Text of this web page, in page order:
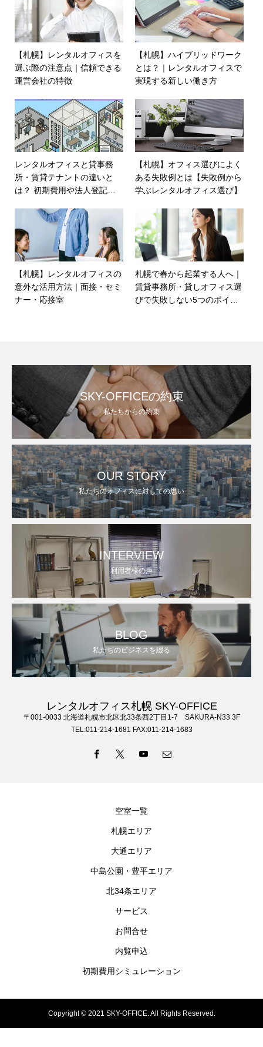
【札幌】レンタルオフィスを
選ぶ際の注意点｜信頼できる
運営会社の特徴
【札幌】ハイブリッドワーク
とは？｜レンタルオフィスで
実現する新しい働き方
レンタルオフィスと貸事務
所・賃貸テナントの違いと
は？ 初期費用や法人登記の
【札幌】オフィス選びによく
ある失敗例とは【失敗例から
学ぶレンタルオフィス選び】
【札幌】レンタルオフィスの
意外な活用方法｜面接・セミ
ナー・応接室
札幌で春から起業する人へ｜
賃貸事務所・貸しオフィス選
びで失敗しない5つのポイン
SKY-OFFICEの約束
私たちからの約束
OUR STORY
私たちのオフィスに対しての思い
INTERVIEW
利用者様の声
BLOG
私たちのビジネスを綴る
レンタルオフィス札幌 SKY-OFFICE
〒001-0033 北海道札幌市北区北33条西2丁目1-7 SAKURA-N33 3F
TEL:011-214-1681 FAX:011-214-1683
空室一覧
札幌エリア
大通エリア
中島公園・豊平エリア
北34条エリア
サービス
お問合せ
内覧申込
初期費用シミュレーション
Copyright © 2021 SKY-OFFICE. All Rights Reserved.